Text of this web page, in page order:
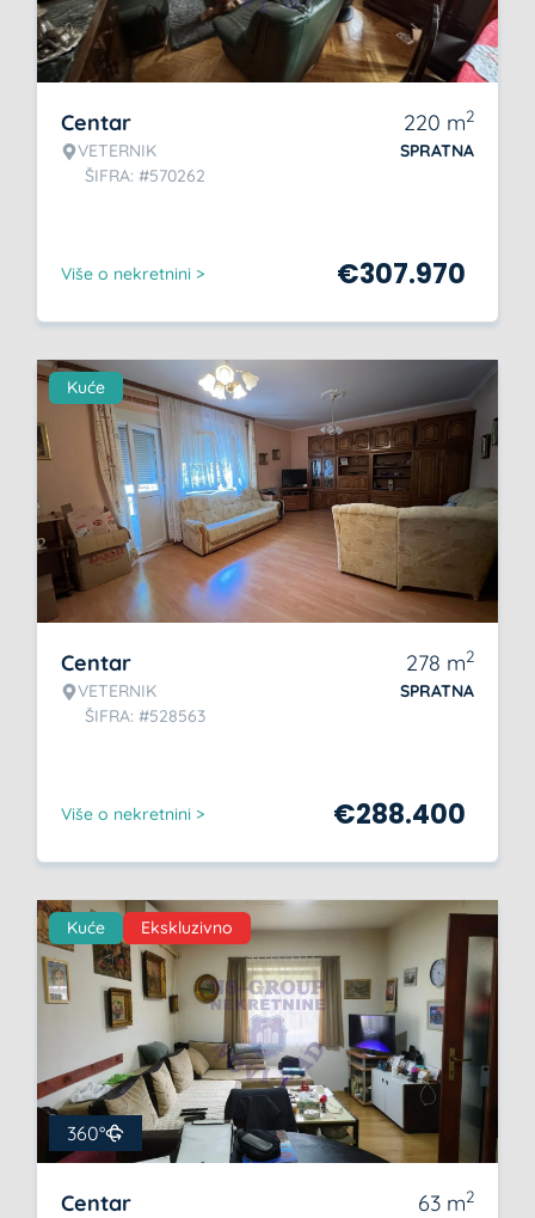
Centar
VETERNIK
ŠIFRA: #570262
220 m2
SPRATNA
Više o nekretnini > €307.970
Kuće
Centar
VETERNIK
ŠIFRA: #528563
278 m2
SPRATNA
Više o nekretnini > €288.400
Kuće Ekskluzivno
360°
Centar 63 m2